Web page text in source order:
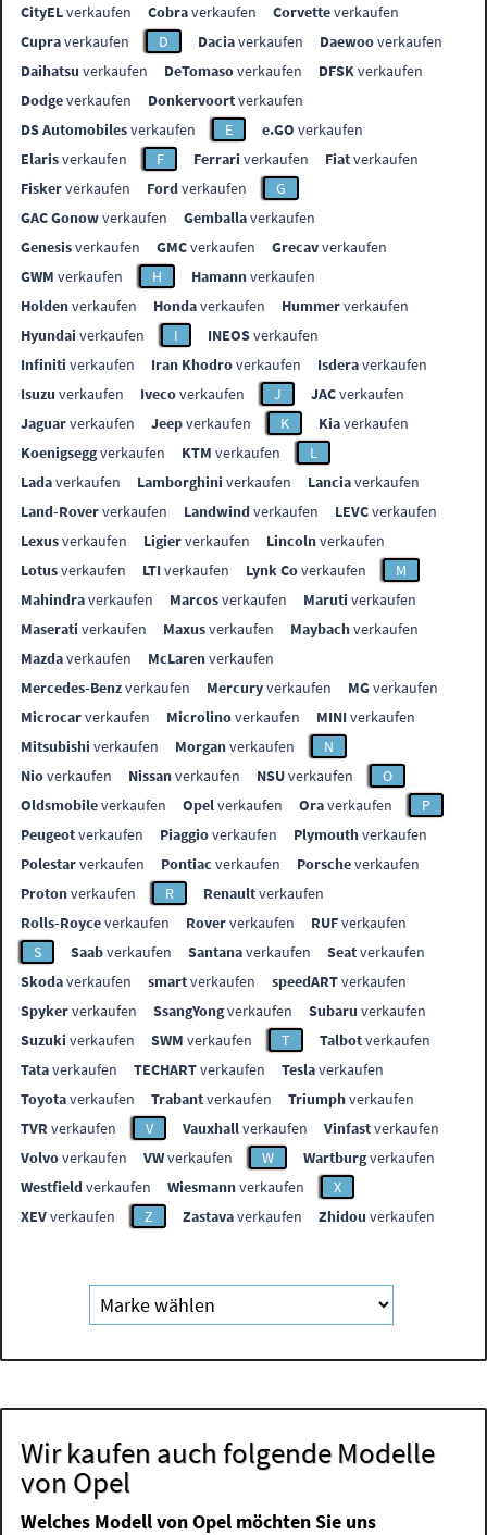
CityELverkaufen Cobraverkaufen Corvetteverkaufen
Cupraverkaufen D Daciaverkaufen Daewooverkaufen
Daihatsu verkaufen DeTomasoverkaufen DFSKverkaufen
Dodgeverkaufen Donkervoortverkaufen
DS Automobilesverkaufen E e.GO verkaufen
Elarisverkaufen F Ferrari verkaufen Fiatverkaufen
Fiskerverkaufen Fordverkaufen
G
GAC Gonowverkaufen Gemballaverkaufen
Genesisverkaufen GMCverkaufen Grecavverkaufen
GWM verkaufen H Hamannverkaufen
Holdenverkaufen Hondaverkaufen Hummerverkaufen
Hyundai verkaufen I INEOSverkaufen
Infiniti verkaufen Iran Khodroverkaufen Isderaverkaufen
Isuzu verkaufen Ivecoverkaufen J JACverkaufen
Jaguarverkaufen Jeepverkaufen K Kiaverkaufen
Koenigseggverkaufen KTM verkaufen
L
Ladaverkaufen Lamborghini verkaufen Lanciaverkaufen
Land-Roververkaufen Landwindverkaufen LEVCverkaufen
Lexusverkaufen Ligierverkaufen Lincolnverkaufen
Lotusverkaufen LTIverkaufen Lynk Coverkaufen
M
Mahindraverkaufen Marcosverkaufen Maruti verkaufen
Maserati verkaufen Maxusverkaufen Maybachverkaufen
Mazdaverkaufen McLarenverkaufen
Mercedes-Benzverkaufen Mercuryverkaufen MGverkaufen
Microcarverkaufen Microlinoverkaufen MINIverkaufen
Mitsubishi verkaufen Morganverkaufen
N
Nioverkaufen Nissanverkaufen NSUverkaufen
O
Oldsmobileverkaufen Opelverkaufen Oraverkaufen
P
Peugeotverkaufen Piaggioverkaufen Plymouthverkaufen
Polestarverkaufen Pontiac verkaufen Porscheverkaufen
Protonverkaufen R Renaultverkaufen
Rolls-Royceverkaufen Roververkaufen RUFverkaufen
S
Saabverkaufen Santanaverkaufen Seatverkaufen
Skodaverkaufen smartverkaufen speedARTverkaufen
Spykerverkaufen SsangYongverkaufen Subaru verkaufen
Suzuki verkaufen SWM verkaufen T Talbotverkaufen
Tataverkaufen TECHARTverkaufen Teslaverkaufen
Toyotaverkaufen Trabantverkaufen Triumphverkaufen
TVR verkaufen V Vauxhallverkaufen Vinfastverkaufen
Volvoverkaufen VWverkaufen W Wartburgverkaufen
Westfieldverkaufen Wiesmannverkaufen
X
XEVverkaufen Z Zastavaverkaufen Zhidou verkaufen
Wir kaufen auch folgende Modelle
von Opel
Welches Modell von Opel möchten Sie uns